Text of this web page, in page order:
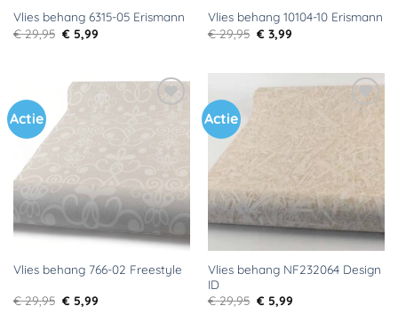
Vlies behang 6315-05 Erismann
€29,95 Oorspronkelijke
prijs
€ 5,99Huidige
Vlies behang 10104-10 Erismann
€29,95 Oorspronkelijke
prijs
€ 3,99Huidige
Actie
Vlies behang 766-02 Freestyle
€29,95 Oorspronkelijke
€ 5,99Huidige
Actie
Vlies behang NF232064 Design
ID
€29,95 Oorspronkelijke
€ 5,99Huidige